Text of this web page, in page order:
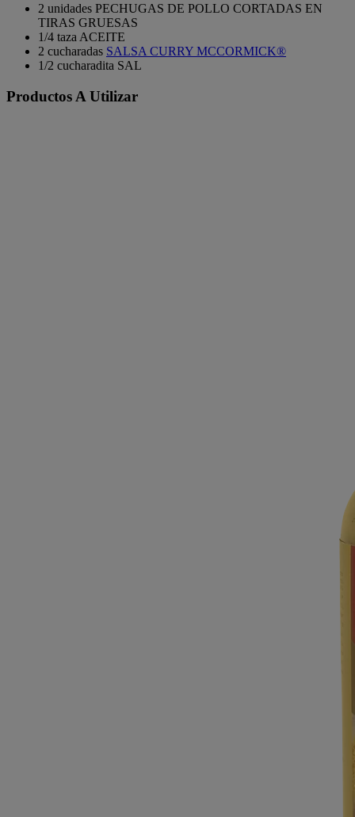
2 unidades PECHUGAS DE POLLO CORTADAS EN
TIRAS GRUESAS
1/4 taza ACEITE
2 cucharadas SALSA CURRY MCCORMICK®
1/2 cucharadita SAL
Productos A Utilizar